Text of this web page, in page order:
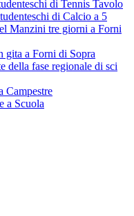
di Tennis Tavolo
di Calcio a 5
Manzini tre giorni a Forni
gita a Forni di Sopra
della fase regionale di sci
Campestre
a Scuola